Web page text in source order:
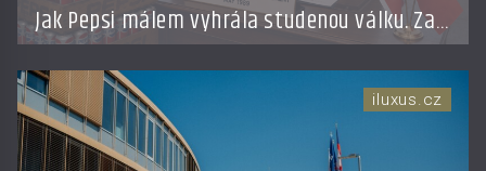
Jak Pepsi málem vyhrála studenou válku. Za
limonádu dostala ponorky i křižník
iluxus.cz